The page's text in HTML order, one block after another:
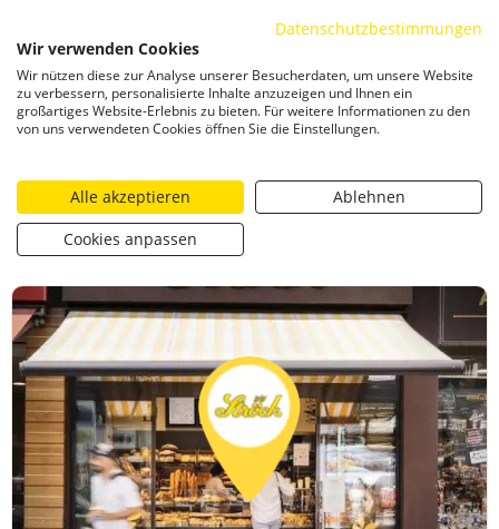
https://stroeck.at/competition/gewinnspiel-liszt-festival-
Toogle share
CATEGORIZED AS
24. JULI 2025 14:03
Gewinnspiel Liszt Festival 2025
Datenschutzbestimmungen
Wir verwenden Cookies
Wir nützen diese zur Analyse unserer Besucherdaten, um unsere Website
zu verbessern, personalisierte Inhalte anzuzeigen und Ihnen ein
großartiges Website-Erlebnis zu bieten. Für weitere Informationen zu den
von uns verwendeten Cookies öffnen Sie die Einstellungen.
Alle akzeptieren
Ablehnen
Cookies anpassen